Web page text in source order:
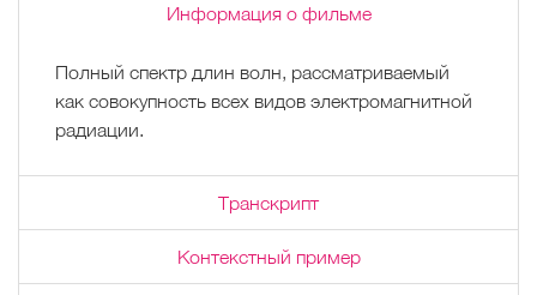
Информация о фильме
Полный спектр длин волн, рассматриваемый
как совокупность всех видов электромагнитной
радиации.
Транскрипт
Контекстный пример